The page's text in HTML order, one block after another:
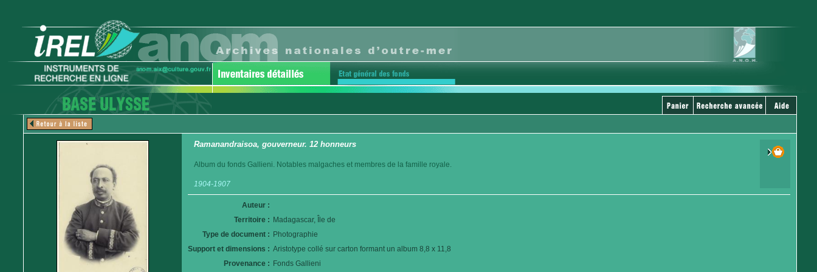
Ramanandraisoa, gouverneur. 12 honneurs
Album du fonds Gallieni. Notables malgaches et membres de la famille royale.
1904-1907
Auteur :
Territoire : Madagascar, Île de
Type de document : Photographie
Support et dimensions : Aristotype collé sur carton formant un album 8,8 x 11,8
Provenance : Fonds Gallieni